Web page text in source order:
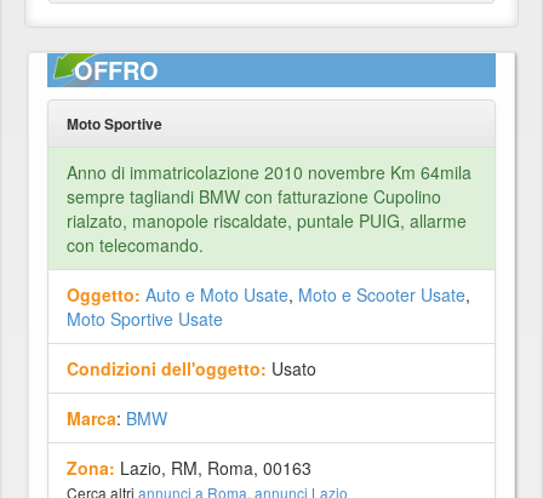
OFFRO
Moto Sportive
Anno di immatricolazione 2010 novembre Km 64mila
sempre tagliandi BMW con fatturazione Cupolino
rialzato, manopole riscaldate, puntale PUIG, allarme
con telecomando.
Oggetto: Auto e Moto Usate, Moto e Scooter Usate,
Moto Sportive Usate
Condizioni dell'oggetto: Usato
Marca: BMW
Zona: Lazio, RM, Roma, 00163
Cerca altri annunci a Roma, annunci Lazio